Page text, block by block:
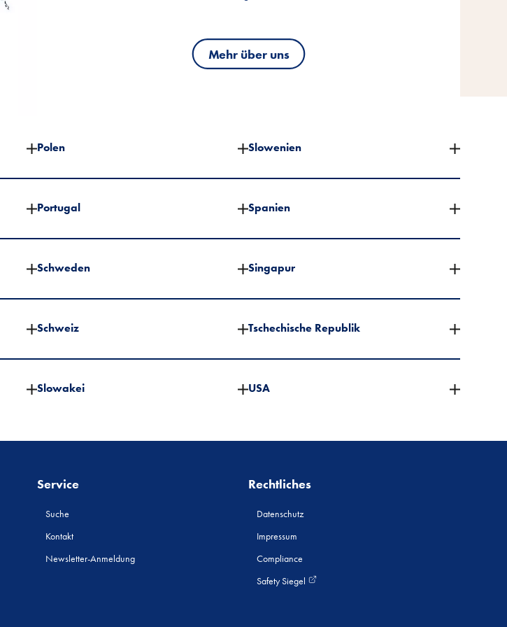
Mehr über uns
Mehr über uns
Mehr über uns
Polen
Portugal
Schweden
Schweiz
Slowakei
Slowenien
Spanien
Singapur
Tschechische Republik
USA
Service
Suche
Kontakt
Newsletter-Anmeldung
Rechtliches
Datenschutz
Impressum
Compliance
Safety Siegel